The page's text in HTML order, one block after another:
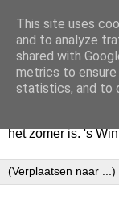
Huize
Als het lente is,
latte uit een glas.
cappuccino of een
het zomer is. 's
This site uses
and to analyze
shared with
metrics to
statistics, and to